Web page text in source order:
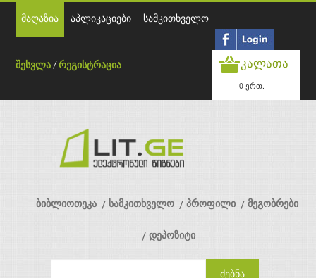
მაღაზია აპლიკაციები სამკითხველო
შესვლა /რეგისტრაცია კალათა
0 ერთ.
ბიბლიოთეკა სამკითხველო პროფილი მეგობრები
დეპოზიტი